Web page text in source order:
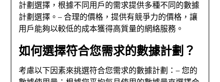
計劃選擇，根據不同用戶的需求提供多種不同的數據
計劃選擇。– 合理的價格，提供有競爭力的價格，讓
用戶能夠以較低的成本獲得高質量的網絡服務。
如何選擇符合您需求的數據計劃？
考慮以下因素來挑選符合您需求的數據計劃：– 您的